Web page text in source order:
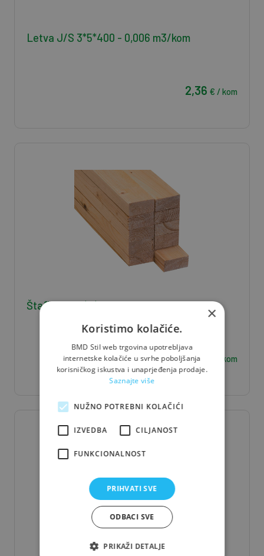
Letva J/S 3*5*400 - 0,006 m3/kom
2,36 € / kom
Štafla J/S 5*8*400 - 0,016 m3/kom
6,30 € / kom
×
Koristimo kolačiće.
BMD Stil web trgovina upotrebljava
internetske kolačiće u svrhe poboljšanja
korisničkog iskustva i unaprjeđenja prodaje.
Saznajte više
NUŽNO POTREBNI KOLAČIĆI
IZVEDBA CILJANOST
FUNKCIONALNOST
PRIHVATI SVE
ODBACI SVE
PRIKAŽI DETALJE